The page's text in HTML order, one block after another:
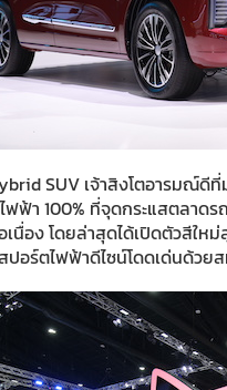
SUV เจ้าสิงโตอารมณ์ดี
ฟ้า 100% ที่จุดกระแสตลาด
นื่อง โดยล่าสุดได้เปิดตัวสีให
ปอร์ตไฟฟ้าดีไซน์โดดเด่นด้วยส